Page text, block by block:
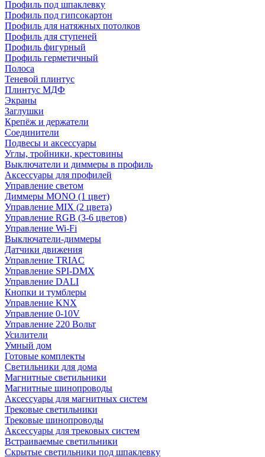
Профиль под шпаклевку
Профиль под гипсокартон
Профиль для натяжных потолков
Профиль для ступеней
Профиль фигурный
Профиль герметичный
Полоса
Теневой плинтус
Плинтус МДФ
Экраны
Заглушки
Крепёж и держатели
Соединители
Подвесы и аксессуары
Углы, тройники, крестовины
Выключатели и диммеры в профиль
Аксессуары для профилей
Управление светом
Диммеры MONO (1 цвет)
Управление MIX (2 цвета)
Управление RGB (3-6 цветов)
Управление Wi-Fi
Выключатели-диммеры
Датчики движения
Управление TRIAC
Управление SPI-DMX
Управление DALI
Кнопки и тумблеры
Управление KNX
Управление 0-10V
Управление 220 Вольт
Усилители
Умный дом
Готовые комплекты
Светильники для дома
Магнитные светильники
Магнитные шинопроводы
Аксессуары для магнитных систем
Трековые светильники
Трековые шинопроводы
Аксессуары для трековых систем
Встраиваемые светильники
Скрытые светильники под шпаклевку